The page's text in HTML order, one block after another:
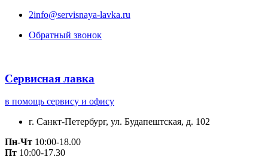
2info@servisnaya-lavka.ru
Обратный звонок
Сервисная лавка
в помощь сервису и офису
г. Санкт-Петербург, ул. Будапештская, д. 102
Пн-Чт 10:00-18.00
Пт 10:00-17.30